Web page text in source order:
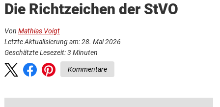
Die Richtzeichen der StVO
Von Mathias Voigt
Letzte Aktualisierung am: 28. Mai 2026
Geschätzte Lesezeit:3 Minuten
Kommentare